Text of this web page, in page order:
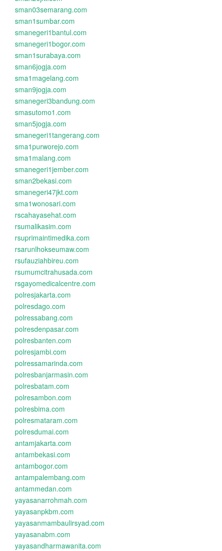
sman03semarang.com
sman1sumbar.com
smanegeri1bantul.com
smanegeri1bogor.com
sman1surabaya.com
sman6jogja.com
sma1magelang.com
sman9jogja.com
smanegeri3bandung.com
smasutomo1.com
sman5jogja.com
smanegeri1tangerang.com
sma1purworejo.com
sma1malang.com
smanegeri1jember.com
sman2bekasi.com
smanegeri47jkt.com
sma1wonosari.com
rscahayasehat.com
rsumalikasim.com
rsuprimaintimedika.com
rsarunlhokseumaw.com
rsufauziahbireu.com
rsumumcitrahusada.com
rsgayomedicalcentre.com
polresjakarta.com
polresdago.com
polressabang.com
polresdenpasar.com
polresbanten.com
polresjambi.com
polressamarinda.com
polresbanjarmasin.com
polresbatam.com
polresambon.com
polresbima.com
polresmataram.com
polresdumai.com
antamjakarta.com
antambekasi.com
antambogor.com
antampalembang.com
antammedan.com
yayasanarrohmah.com
yayasanpkbm.com
yayasanmambaulirsyad.com
yayasanabm.com
yayasandharmawanita.com